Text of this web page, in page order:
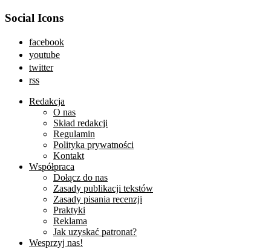
Social Icons
facebook
youtube
twitter
rss
Redakcja
O nas
Skład redakcji
Regulamin
Polityka prywatności
Kontakt
Współpraca
Dołącz do nas
Zasady publikacji tekstów
Zasady pisania recenzji
Praktyki
Reklama
Jak uzyskać patronat?
Wesprzyj nas!